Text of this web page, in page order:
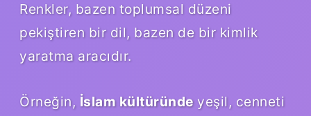
Renkler, bazen toplumsal düzeni
pekiştiren bir dil, bazen de bir kimlik
yaratma aracıdır.
Örneğin, İslam kültüründeyeşil, cenneti